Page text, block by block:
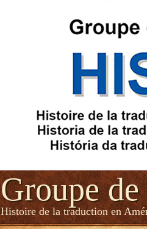
Groupe
Histoire de la traduction en